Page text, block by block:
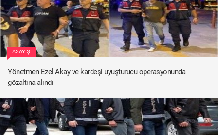
ASAYIŞ
Yönetmen Ezel Akay ve kardeşi uyuşturucu operasyonunda
gözaltına alındı